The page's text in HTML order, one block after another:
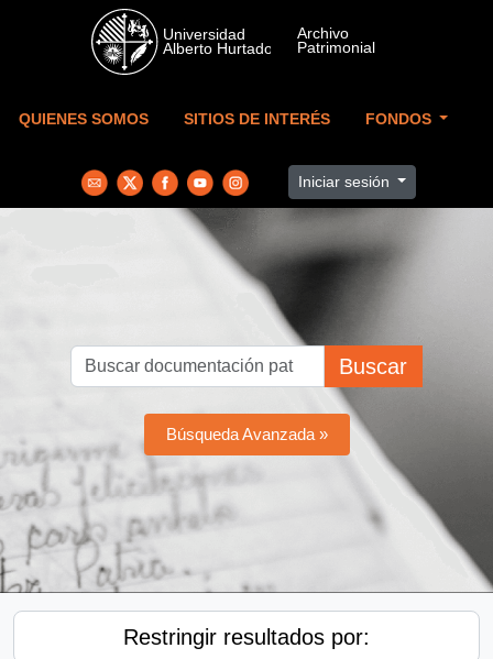
Skip to main content
QUIENES SOMOS SITIOS DE INTERÉS FONDOS
Iniciar sesión
Buscar
Búsqueda Avanzada »
Restringir resultados por: